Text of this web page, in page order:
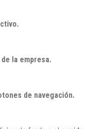
la empresa.
de navegación.